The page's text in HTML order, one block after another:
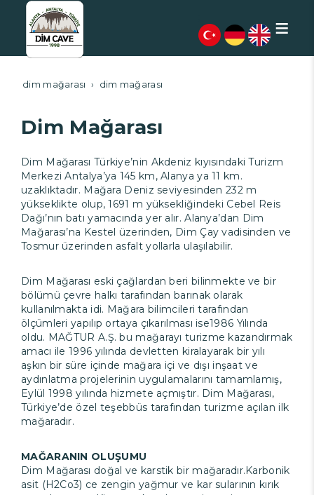
dim mağarası dim mağarası
Dim Mağarası
Dim Mağarası Türkiye’nin Akdeniz kıyısındaki Turizm
Merkezi Antalya’ya 145 km, Alanya ya 11 km.
uzaklıktadır. Mağara Deniz seviyesinden 232 m
yükseklikte olup, 1691 m yüksekliğindeki Cebel Reis
Dağı’nın batı yamacında yer alır. Alanya’dan Dim
Mağarası’na Kestel üzerinden, Dim Çay vadisinden ve
Tosmur üzerinden asfalt yollarla ulaşılabilir.
Dim Mağarası eski çağlardan beri bilinmekte ve bir
bölümü çevre halkı tarafından barınak olarak
kullanılmakta idi. Mağara bilimcileri tarafından
ölçümleri yapılıp ortaya çıkarılması ise1986 Yılında
oldu. MAĞTUR A.Ş. bu mağarayı turizme kazandırmak
amacı ile 1996 yılında devletten kiralayarak bir yılı
aşkın bir süre içinde mağara içi ve dışı inşaat ve
aydınlatma projelerinin uygulamalarını tamamlamış,
Eylül 1998 yılında hizmete açmıştır. Dim Mağarası,
Türkiye’de özel teşebbüs tarafından turizme açılan ilk
mağaradır.
MAĞARANIN OLUŞUMU
Dim Mağarası doğal ve karstik bir mağaradır.Karbonik
asit (H2Co3) ce zengin yağmur ve kar sularının kırık